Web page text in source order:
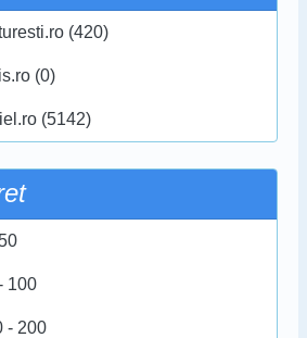
(420)
(0)
(5142)
100
- 200